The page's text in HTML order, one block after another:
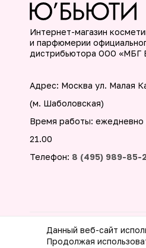
Интернет-магазин
и парфюмерии
дистрибьютора ООО «МБГ
Адрес: Москва ул. Малая
(м. Шаболовская)
Время работы: ежедневно
21.00
Телефон: 8 (495) 989-85-
© 2026 ООО МБГ Бьюти.
Данный веб-сайт
Продолжая